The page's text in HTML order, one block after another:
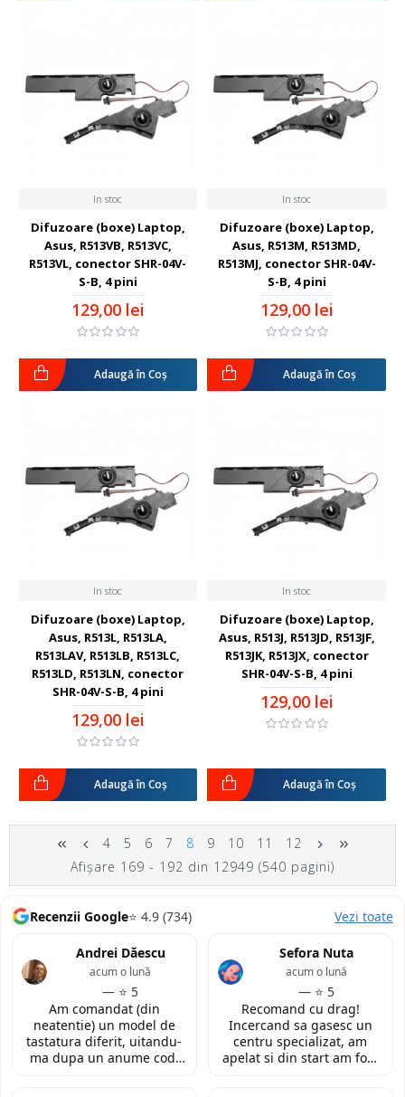
In stoc
Difuzoare (boxe) Laptop,
Asus, R513VB, R513VC,
R513VL, conector SHR-04V-
S-B, 4 pini
129,00 lei
Adaugă în Coş
In stoc
Difuzoare (boxe) Laptop,
Asus, R513M, R513MD,
R513MJ, conector SHR-04V-
S-B, 4 pini
129,00 lei
Adaugă în Coş
In stoc
Difuzoare (boxe) Laptop,
Asus, R513L, R513LA,
R513LAV, R513LB, R513LC,
R513LD, R513LN, conector
SHR-04V-S-B, 4 pini
129,00 lei
Adaugă în Coş
In stoc
Difuzoare (boxe) Laptop,
Asus, R513J, R513JD, R513JF,
R513JK, R513JX, conector
SHR-04V-S-B, 4 pini
129,00 lei
Adaugă în Coş
4 5 6 7 8 9 10 11
12
Afişare 169 - 192 din 12949 (540 pagini)
Recenzii Google⭐ 4.9 (734) Vezi toate
Andrei Dăescu
— ⭐ 5
acum o lună
Am comandat (din
neatentie) un model de
tastatura diferit, uitandu-
ma dupa un anume cod.
Sefora Nuta
— ⭐ 5
acum o lună
Recomand cu drag!
Incercand sa gasesc un
centru specializat, am
apelat si din start am fost